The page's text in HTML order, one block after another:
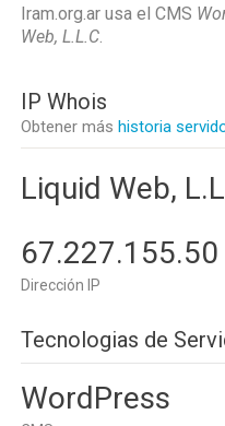
Iram.org.ar usa el CMS
Web, L.L.C.
IP Whois
Obtener más historia
Liquid Web,
67.227.155.50
Dirección IP
Tecnologias de
WordPress